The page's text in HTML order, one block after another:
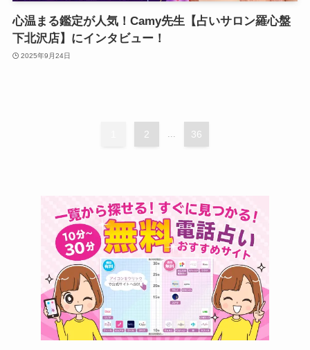
心温まる鑑定が人気！Camy先生【占いサロン羅心盤
下北沢店】にインタビュー！
2025年9月24日
2 ... 36